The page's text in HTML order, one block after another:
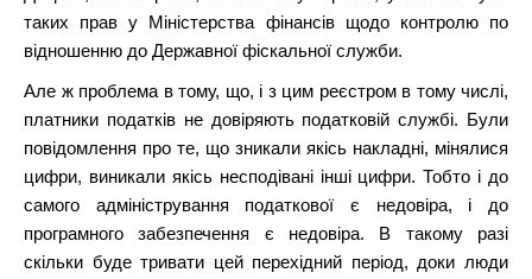
таких прав у Міністерства фінансів щодо контролю по
відношенню до Державної фіскальної служби.
Але ж проблема в тому, що, і з цим реєстром в тому числі,
платники податків не довіряють податковій службі. Були
повідомлення про те, що зникали якісь накладні, мінялися
цифри, виникали якісь несподівані інші цифри. Тобто і до
самого адміністрування податкової є недовіра, і до
програмного забезпечення є недовіра. В такому разі
скільки буде тривати цей перехідний період, доки люди